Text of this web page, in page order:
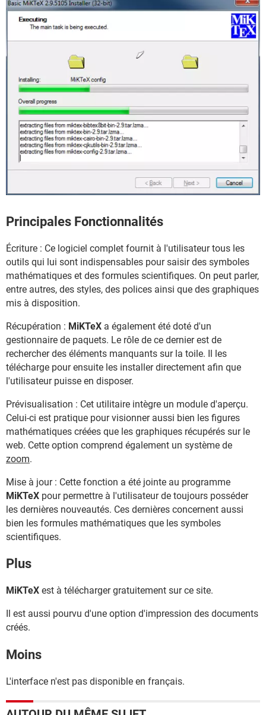
Principales Fonctionnalités
Écriture : Ce logiciel complet fournit à l'utilisateur tous les
outils qui lui sont indispensables pour saisir des symboles
mathématiques et des formules scientifiques. On peut parler,
entre autres, des styles, des polices ainsi que des graphiques
mis à disposition.
Récupération : MiKTeX a également été doté d'un
gestionnaire de paquets. Le rôle de ce dernier est de
rechercher des éléments manquants sur la toile. Il les
télécharge pour ensuite les installer directement afin que
l'utilisateur puisse en disposer.
Prévisualisation : Cet utilitaire intègre un module d'aperçu.
Celui-ci est pratique pour visionner aussi bien les figures
mathématiques créées que les graphiques récupérés sur le
web. Cette option comprend également un système de
zoom.
Mise à jour : Cette fonction a été jointe au programme
MiKTeX pour permettre à l'utilisateur de toujours posséder
les dernières nouveautés. Ces dernières concernent aussi
bien les formules mathématiques que les symboles
scientifiques.
Plus
MiKTeX est à télécharger gratuitement sur ce site.
Il est aussi pourvu d'une option d'impression des documents
créés.
Moins
L'interface n'est pas disponible en français.